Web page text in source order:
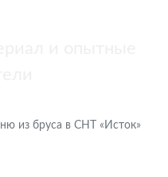
из бруса в СНТ «Исток»